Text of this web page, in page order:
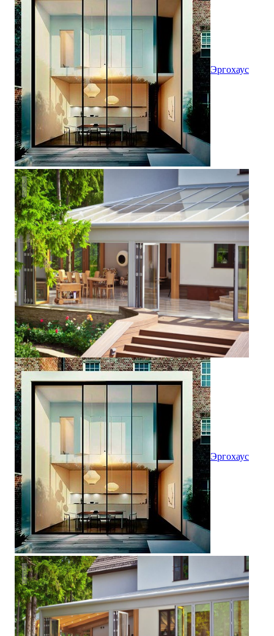
Эргохаус
Дом в поселке Турар
Эргохаус
Дом в поселке Турар